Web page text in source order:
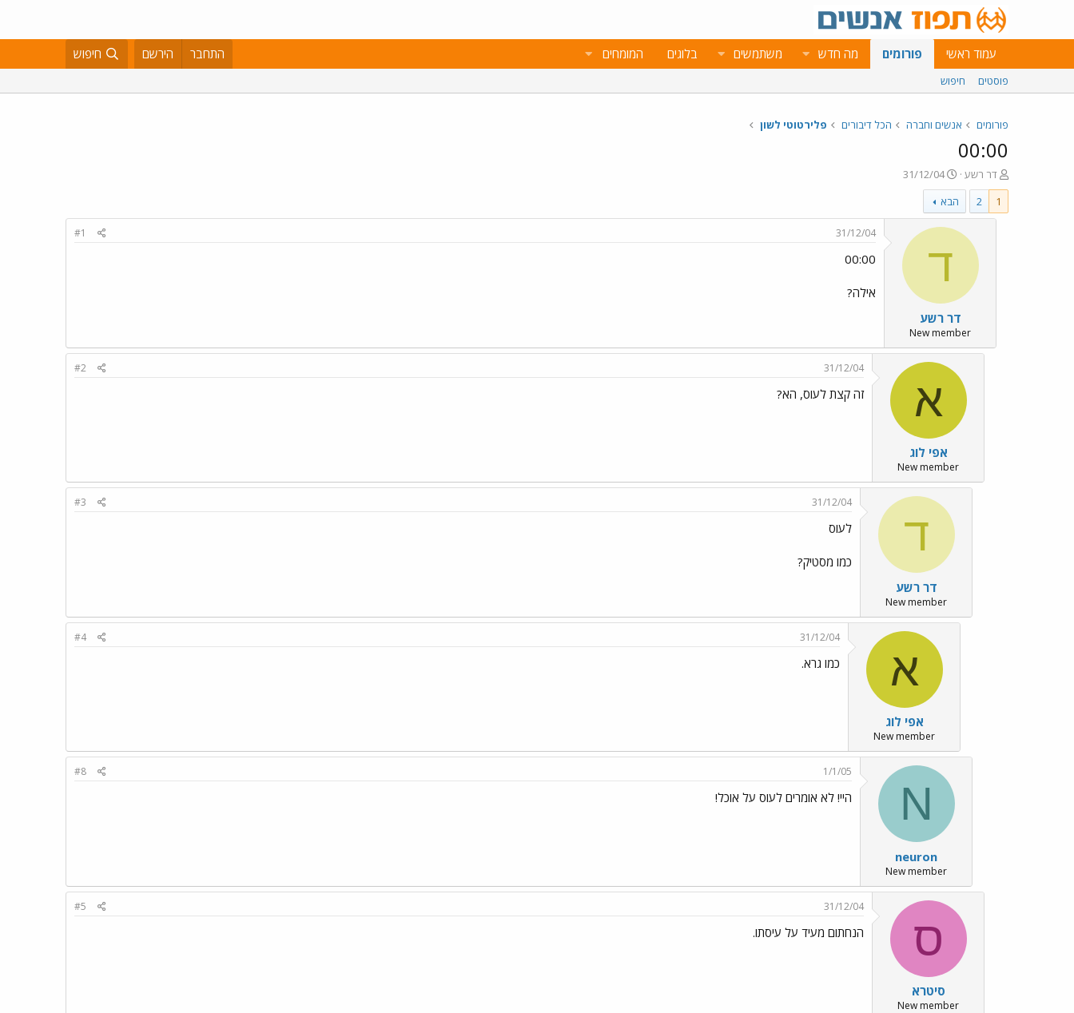
עמוד ראשי פורומים מה חדש משתמשים בלוגים המומחים התחבר הירשם חיפוש
פוסטים חיפוש
פורומים אנשים וחברה הכל דיבורים פלירטוטי לשון
00:00
פ
ו
ת
ח
דר רשע
פ
ו
ר
ס
ם
ת
י
ך
31/12/04
1
2 הבא
ד
דר רשע
New member
31/12/04
#1
00:00
אילה?
א
אפי לוג
New member
31/12/04
#2
זה קצת לעוס, הא?
ד
דר רשע
New member
31/12/04
#3
לעוס
כמו מסטיק?
א
אפי לוג
New member
31/12/04
#4
כמו גרא.
N
neuron
New member
1/1/05
#8
היי! לא אומרים לעוס על אוכל!
ס
סיטרא
New member
31/12/04
#5
הנחתום מעיד על עיסתו.